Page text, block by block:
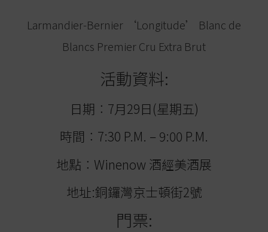
Larmandier-Bernier ‘Longitude’ Blanc de
Blancs Premier Cru Extra Brut
活動資料:
日期︰7月29日(星期五)
時間︰7:30 P.M. – 9:00 P.M.
地點︰Winenow 酒經美酒展
地址:銅鑼灣京士頓街2號
門票: